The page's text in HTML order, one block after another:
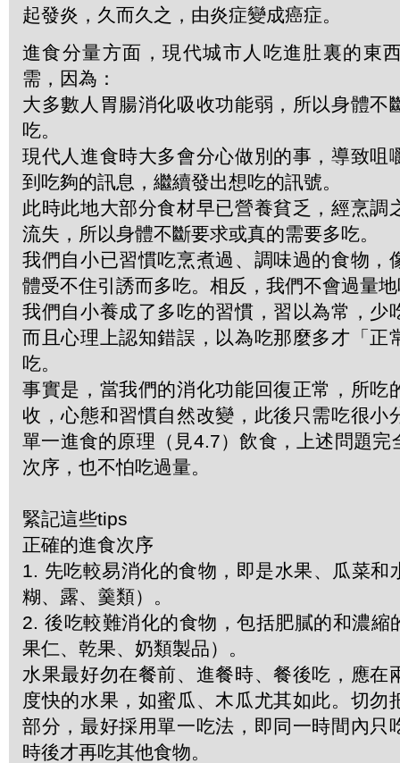
起發炎，久而久之，由炎症變成癌症。
進食分量方面，現代城市人吃進肚裏的東
需，因為：
大多數人胃腸消化吸收功能弱，所以身體不
吃。
現代人進食時大多會分心做別的事，導致咀
到吃夠的訊息，繼續發出想吃的訊號。
此時此地大部分食材早已營養貧乏，經烹調
流失，所以身體不斷要求或真的需要多吃。
我們自小已習慣吃烹煮過、調味過的食物，
體受不住引誘而多吃。相反，我們不會過量
我們自小養成了多吃的習慣，習以為常，少
而且心理上認知錯誤，以為吃那麼多才「正
吃。
事實是，當我們的消化功能回復正常，所吃
收，心態和習慣自然改變，此後只需吃很小
單一進食的原理（見4.7）飲食，上述問題完
次序，也不怕吃過量。
緊記這些tips
正確的進食次序
1. 先吃較易消化的食物，即是水果、瓜菜和
糊、露、羹類）。
2. 後吃較難消化的食物，包括肥膩的和濃
果仁、乾果、奶類製品）。
水果最好勿在餐前、進餐時、餐後吃，應在
度快的水果，如蜜瓜、木瓜尤其如此。切勿
部分，最好採用單一吃法，即同一時間內只
時後才再吃其他食物。